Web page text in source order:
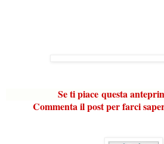
Se ti piace questa
Commenta il post per farci